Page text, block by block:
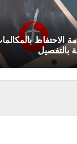
الاحتفاظ
بالتفصيل